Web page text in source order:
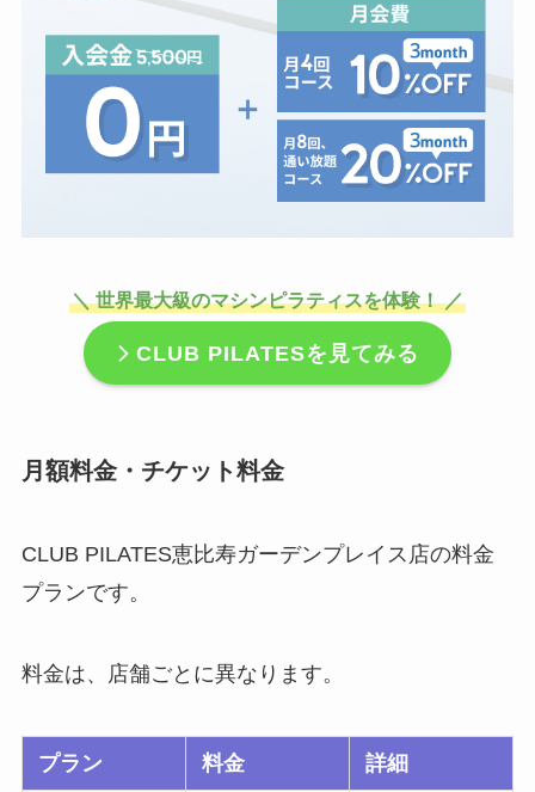
＼ 世界最大級のマシンピラティスを体験！ ／
CLUB PILATESを見てみる
月額料金・チケット料金
CLUB PILATES恵比寿ガーデンプレイス店の料金
プランです。
料金は、店舗ごとに異なります。
プラン 料金 詳細